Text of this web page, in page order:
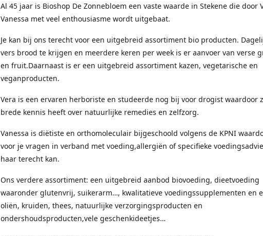
Al 45 jaar is Bioshop De Zonnebloem een vaste waarde in Stekene die door
Vanessa met veel enthousiasme wordt uitgebaat.
Je kan bij ons terecht voor een uitgebreid assortiment bio producten.
vers brood te krijgen en meerdere keren per week is er aanvoer van verse
en fruit.Daarnaast is er een uitgebreid assortiment kazen, vegetarische en
veganproducten.
Vera is een ervaren herboriste en studeerde nog bij voor drogist waardoor
brede kennis heeft over natuurlijke remedies en zelfzorg.
Vanessa is diëtiste en orthomoleculair bijgeschoold volgens de KPNI
voor je vragen in verband met voeding,allergiën of specifieke
haar terecht kan.
Ons verdere assortiment: een uitgebreid aanbod biovoeding, dieetvoeding
waaronder glutenvrij, suikerarm…, kwalitatieve voedingssupplementen en
oliën, kruiden, thees, natuurlijke verzorgingsproducten en
ondershoudsproducten,vele geschenkideetjes…